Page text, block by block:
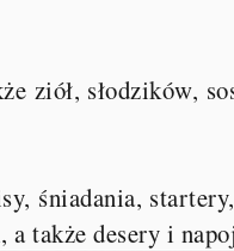
ziół, słodzików,
śniadania,
także desery i